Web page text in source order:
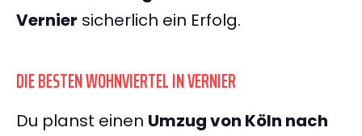
Vernier sicherlich ein Erfolg.
DIE BESTEN WOHNVIERTEL IN VERNIER
Du planst einen Umzug von Köln nach